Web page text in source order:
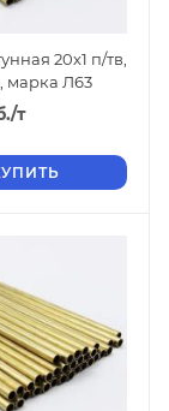
20х1 п/тв,
марка Л63
/т